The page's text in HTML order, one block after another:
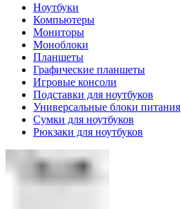
Ноутбуки
Компьютеры
Мониторы
Моноблоки
Планшеты
Графические планшеты
Игровые консоли
Подставки для ноутбуков
Универсальные блоки питания
Сумки для ноутбуков
Рюкзаки для ноутбуков